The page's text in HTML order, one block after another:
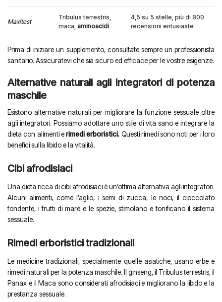
Maxitest
Tribulus terrestris,
maca,aminoacidi
4,5 su 5 stelle, più di 800
recensioni entusiaste
Prima di iniziare un supplemento, consultate sempre un professionista
sanitario. Assicuratevi che sia sicuro ed efficace per le vostre esigenze.
Alternative naturali agli integratori di potenza
maschile
Esistono alternative naturali per migliorare la funzione sessuale oltre
agli integratori. Possiamo adottare uno stile di vita sano e integrare la
dieta con alimenti erimedi erboristici. Questi rimedi sono noti per i loro
benefici sulla libido e la vitalità.
Cibi afrodisiaci
Una dieta ricca di cibi afrodisiaci è un’ottima alternativa agli integratori.
Alcuni alimenti, come l’aglio, i semi di zucca, le noci, il cioccolato
fondente, i frutti di mare e le spezie, stimolano e tonificano il sistema
sessuale.
Rimedi erboristici tradizionali
Le medicine tradizionali, specialmente quelle asiatiche, usano erbe e
rimedi naturali per la potenza maschile. Il ginseng, il Tribulus terrestris, il
Panax e il Maca sono considerati afrodisiaci e migliorano la libido e la
prestanza sessuale.